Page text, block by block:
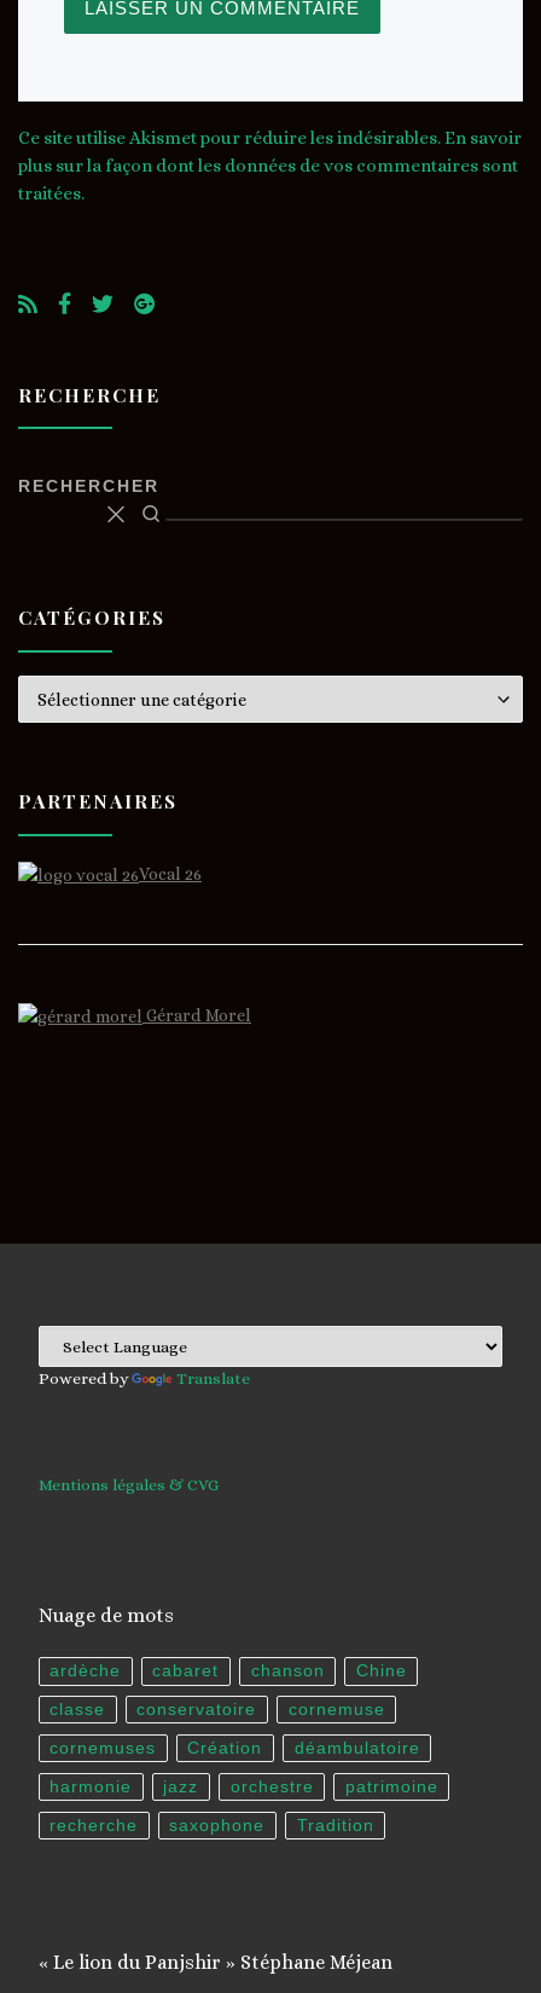
Ce site utilise Akismet pour réduire les indésirables.En savoir
plus sur la façon dont les données de vos commentaires sont
traitées.
RECHERCHE
RECHERCHER
CATÉGORIES
PARTENAIRES
Vocal 26
Gérard Morel
Powered by Translate
Mentions légales & CVG
Nuage de mots
ardèche cabaret chanson Chine
classe conservatoire cornemuse
cornemuses Création déambulatoire
harmonie jazz orchestre patrimoine
recherche saxophone Tradition
« Le lion du Panjshir » Stéphane Méjean